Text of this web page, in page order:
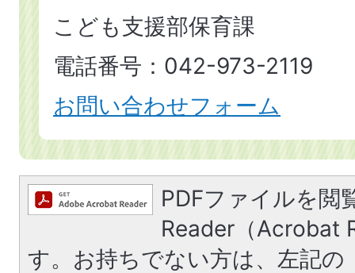
こども支援部保育課
電話番号：042-973-2119
お問い合わせフォーム
PDFファイルを閲
Reader（Acrobat
す。お持ちでない方は、左記の